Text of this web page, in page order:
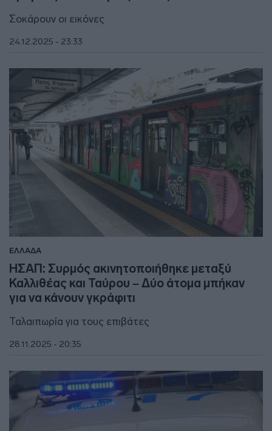
Σοκάρουν οι εικόνες
24.12.2025 - 23:33
ΕΛΛΑΔΑ
ΗΣΑΠ: Συρμός ακινητοποιήθηκε μεταξύ
Καλλιθέας και Ταύρου – Δύο άτομα μπήκαν
για να κάνουν γκράφιτι
Ταλαιπωρία για τους επιβάτες
28.11.2025 - 20:35